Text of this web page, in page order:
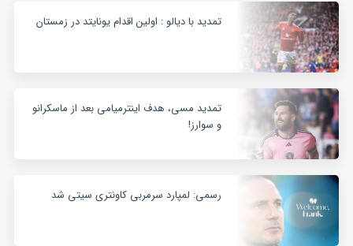
تمدید با دیالو : اولین اقدام یونایتد در زمستان
تمدید مسی، هدف اینترمیامی بعد از ماسکرانو
و سوارز!
رسمی: لمپارد سرمربی کاونتری سیتی شد